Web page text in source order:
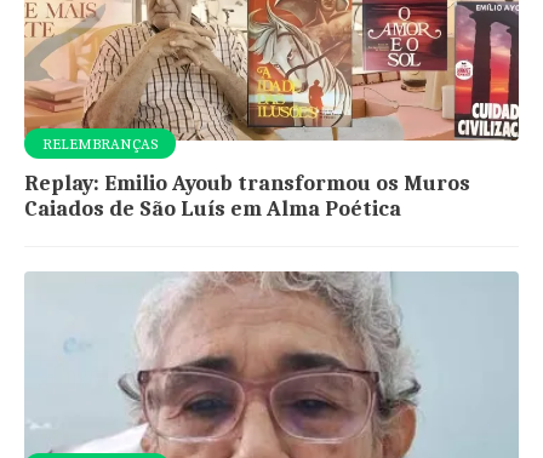
RELEMBRANÇAS
Replay: Emilio Ayoub transformou os Muros
Caiados de São Luís em Alma Poética